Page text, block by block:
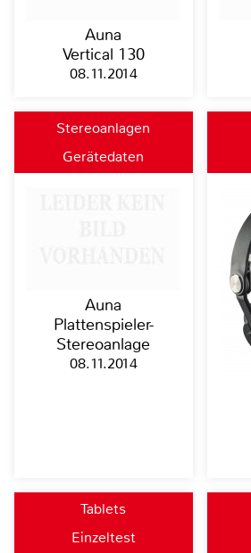
Auna
Vertical 130
08.11.2014
Stereoanlagen
Gerätedaten
Auna
Plattenspieler-
Stereoanlage
08.11.2014
Tablets
Einzeltest